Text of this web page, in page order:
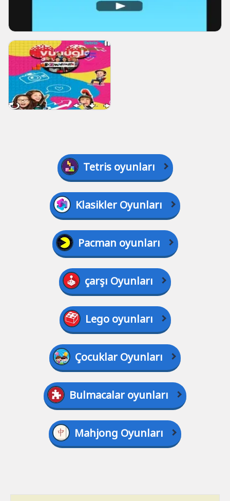
Tetris oyunları
Klasikler Oyunları
Pacman oyunları
çarşı Oyunları
Lego oyunları
Çocuklar Oyunları
Bulmacalar oyunları
Mahjong Oyunları